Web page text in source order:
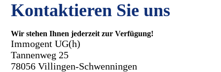
Kontaktieren Sie uns
Wir stehen Ihnen jederzeit zur Verfügung!
Immogent UG(h)
Tannenweg 25
78056 Villingen-Schwenningen